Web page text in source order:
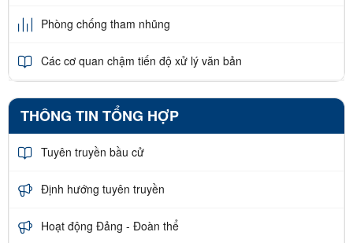
Phòng chống tham nhũng
Các cơ quan chậm tiến độ xử lý văn bản
THÔNG TIN TỔNG HỢP
Tuyên truyền bầu cử
Định hướng tuyên truyền
Hoạt động Đảng - Đoàn thể